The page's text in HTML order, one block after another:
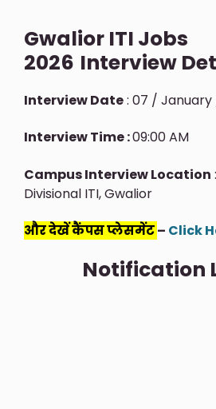
Gwalior ITI Jobs
2026 Interview
Interview Date: 07 / January
Interview Time :09:00 AM
Campus Interview Location
Divisional ITI, Gwalior
और देखें कैंपस प्लेसमेंट– Click
Notification